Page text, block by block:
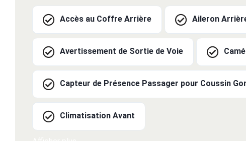
Accès au Coffre Arrière Aileron
Avertissement de Sortie de Voie
Capteur de Présence Passager pour Coussin
Climatisation Avant